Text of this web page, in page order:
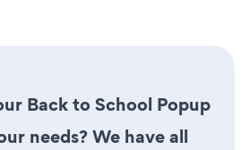
Back to School Popup
needs? We have all